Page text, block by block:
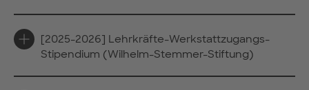
[2025-2026] Lehrkräfte-Werkstattzugangs-
Stipendium (Wilhelm-Stemmer-Stiftung)